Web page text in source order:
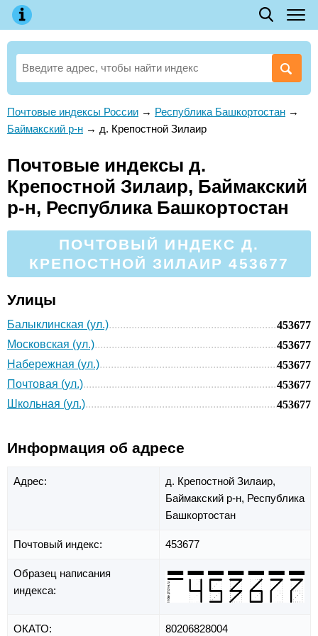
Почтовые индексы России → Республика Башкортостан →
Баймакский р-н → д. Крепостной Зилаир
Почтовые индексы д.
Крепостной Зилаир, Баймакский
р-н, Республика Башкортостан
ПОЧТОВЫЙ ИНДЕКС Д.
КРЕПОСТНОЙ ЗИЛАИР 453677
Улицы
Балыклинская (ул.)
453677
Московская (ул.)
453677
Набережная (ул.)
453677
Почтовая (ул.)
453677
Школьная (ул.)
453677
Информация об адресе
Адрес:
д. Крепостной Зилаир,
Баймакский р-н, Республика
Башкортостан
Почтовый индекс: 453677
Образец написания
индекса:
ОКАТО: 80206828004